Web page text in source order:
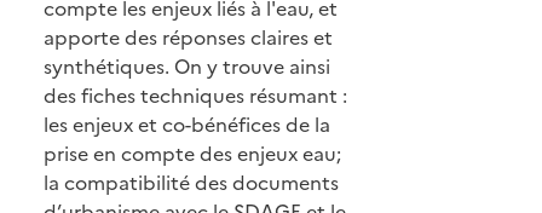
compte les enjeux liés à l'eau, et
apporte des réponses claires et
synthétiques. On y trouve ainsi
des fiches techniques résumant :
les enjeux et co-bénéfices de la
prise en compte des enjeux eau;
la compatibilité des documents